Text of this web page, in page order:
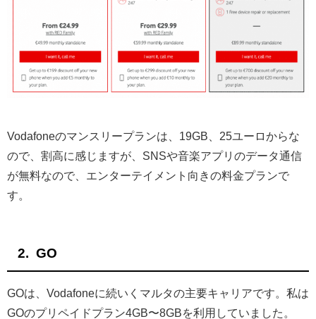
Vodafoneのマンスリープランは、19GB、25ユーロからな
ので、割高に感じますが、SNSや音楽アプリのデータ通信
が無料なので、エンターテイメント向きの料金プランで
す。
GO
GOは、Vodafoneに続いくマルタの主要キャリアです。私は
GOのプリペイドプラン4GB〜8GBを利用していました。